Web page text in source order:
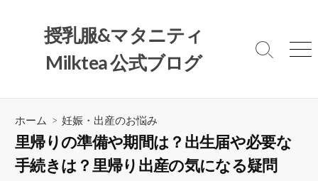
へ
授乳服&マタニティ
Milktea 公式ブログ
検
メ
ホーム > 妊娠・出産のお悩み
里帰りの準備や期間は？出生届や必要な
手続きは？里帰り出産の気になる疑問